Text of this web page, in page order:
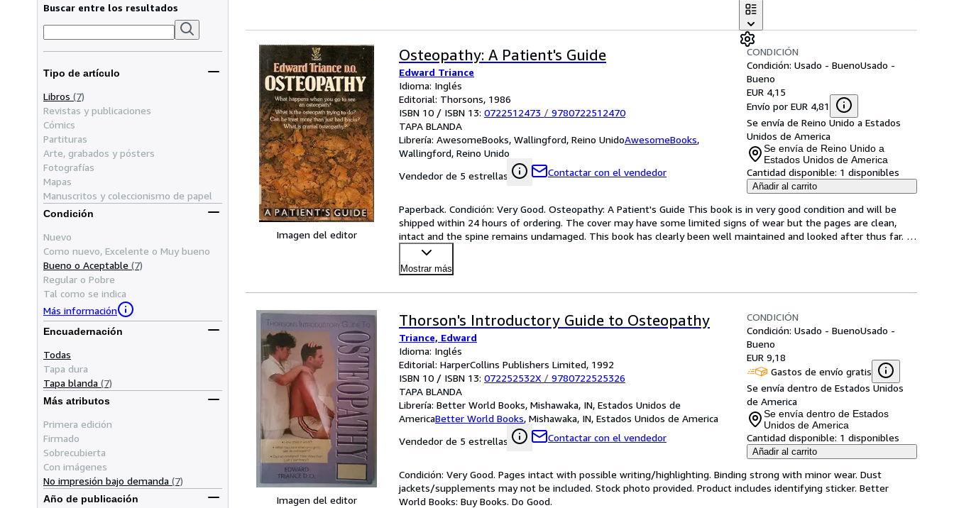
Buscar entre los resultados
Tipo de artículo
Libros (7)
Revistas y publicaciones
Cómics
Partituras
Arte, grabados y pósters
Fotografías
Mapas
Manuscritos y coleccionismo de papel
Condición
Nuevo
Como nuevo, Excelente o Muy bueno
Bueno o Aceptable (7)
Regular o Pobre
Tal como se indica
Más información
Encuadernación
Todas
Tapa dura
Tapa blanda (7)
Más atributos
Primera edición
Firmado
Sobrecubierta
Con imágenes
No impresión bajo demanda (7)
Año de publicación
Imagen del editor
Osteopathy: A Patient's Guide
Edward Triance
Idioma: Inglés
Editorial: Thorsons, 1986
ISBN 10 / ISBN 13: 0722512473 / 9780722512470
TAPA BLANDA
Librería: AwesomeBooks, Wallingford, Reino UnidoAwesomeBooks,
Wallingford, Reino Unido
Vendedor de 5 estrellas
Contactar con el vendedor
CONDICIÓN
Condición: Usado - BuenoUsado -
Bueno
EUR 4,15
Envío por EUR 4,81
Se envía de Reino Unido a Estados
Unidos de America
Se envía de Reino Unido a
Estados Unidos de America
Cantidad disponible: 1 disponibles
Añadir al carrito
Paperback. Condición: Very Good. Osteopathy: A Patient's Guide This book is in very good condition and will be
shipped within 24 hours of ordering. The cover may have some limited signs of wear but the pages are clean,
intact and the spine remains undamaged. This book has clearly been well maintained and looked after thus far.
Mostrar más
Imagen del editor
Thorson's Introductory Guide to Osteopathy
Triance, Edward
Idioma: Inglés
Editorial: HarperCollins Publishers Limited, 1992
ISBN 10 / ISBN 13: 072252532X / 9780722525326
TAPA BLANDA
Librería: Better World Books, Mishawaka, IN, Estados Unidos de
AmericaBetter World Books, Mishawaka, IN, Estados Unidos de America
Vendedor de 5 estrellas
Contactar con el vendedor
CONDICIÓN
Condición: Usado - BuenoUsado -
Bueno
EUR 9,18
Gastos de envío gratis
Se envía dentro de Estados Unidos
de America
Se envía dentro de Estados
Unidos de America
Cantidad disponible: 1 disponibles
Añadir al carrito
Condición: Very Good. Pages intact with possible writing/highlighting. Binding strong with minor wear. Dust
jackets/supplements may not be included. Stock photo provided. Product includes identifying sticker. Better
World Books: Buy Books. Do Good.